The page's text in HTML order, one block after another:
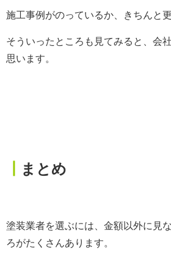
施工事例がのっているか、きちんと
そういったところも見てみると、会
思います。
まとめ
塗装業者を選ぶには、金額以外に見
ろがたくさんあります。